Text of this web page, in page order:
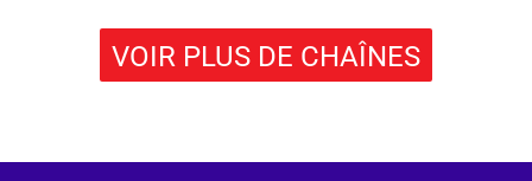
VOIR PLUS DE CHAÎNES